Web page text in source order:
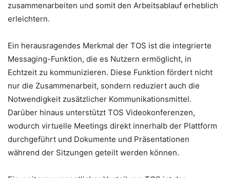
zusammenarbeiten und somit den Arbeitsablauf erheblich
erleichtern.
Ein herausragendes Merkmal der TOS ist die integrierte
Messaging-Funktion, die es Nutzern ermöglicht, in
Echtzeit zu kommunizieren. Diese Funktion fördert nicht
nur die Zusammenarbeit, sondern reduziert auch die
Notwendigkeit zusätzlicher Kommunikationsmittel.
Darüber hinaus unterstützt TOS Videokonferenzen,
wodurch virtuelle Meetings direkt innerhalb der Plattform
durchgeführt und Dokumente und Präsentationen
während der Sitzungen geteilt werden können.